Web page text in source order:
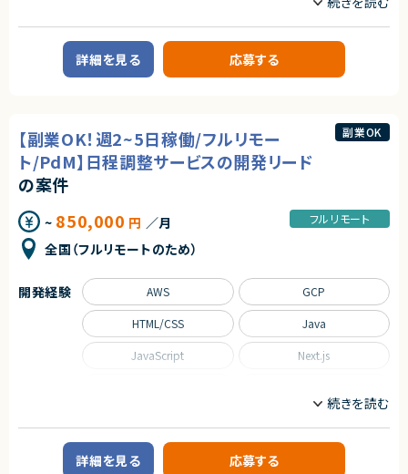
業務委託(準委任契約)
株式会社LASSIC
★弊社からの参画実績のある企業様です！
★基本リモートでの就業が可能な案件でございます！
原価管理システムの構築プロジェクトに入り、プロジェクトを牽引いただけ
る方を探しています。
■業務内容
mcframeを中心に受託開発していらっしゃる企業様です。
現在参画中のメンバーが急遽欠員が発生したため、リプレイスでの募集とな
求めるスキル
【必須スキル】
・原価管理のシステムにおける、設計・開発経験
【尚可スキル】
・mcframeにおける、原価管理についてのご経験
・顧客対応の経験、リーダー経験
業務委託(準委任契約)
株式会社LASSIC
詳細を見る 応募する
【副業OK！週2~5日稼働/フルリモー
ト/PdM】日程調整サービスの開発リード
の案件
~ 850,000 円 ／月
全国（フルリモートのため）
フルリモート
副業OK
開発経験 AWS GCP
HTML/CSS Java
JavaScript Next.js
Spring Spring Boot
詳細を見る 応募する